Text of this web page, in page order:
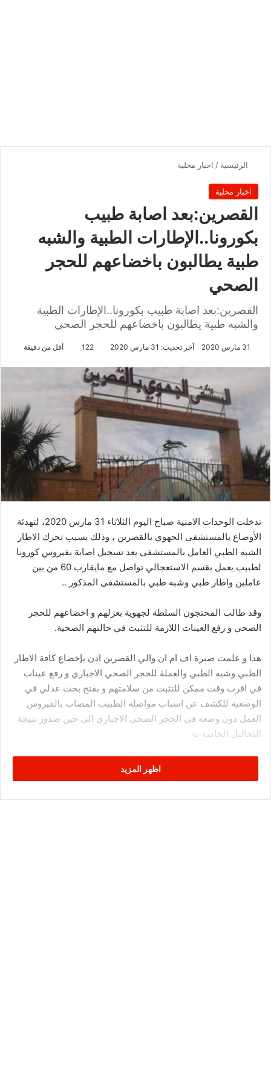
الرئيسية / اخبار محلية
اخبار محلية
القصرين:بعد اصابة طبيب
بكورونا..الإطارات الطبية والشبه
طبية يطالبون باخضاعهم للحجر
الصحي
القصرين:بعد اصابة طبيب بكورونا..الإطارات الطبية
والشبه طبية يطالبون باخضاعهم للحجر الصحي
31 مارس 2020 آخر تحديث: 31 مارس 2020 122 أقل من دقيقة
تدخلت الوحدات الامنية صباح اليوم الثلاثاء 31 مارس 2020، لتهدئة
الأوضاع بالمستشفى الجهوي بالقصرين ، وذلك بسبب تحرك الاطار
الشبه الطبي العامل بالمستشفى بعد تسجيل اصابة بفيروس كورونا
لطبيب يعمل بقسم الاستعجالي تواصل مع مايقارب 60 من بين
عاملين واطار طبي وشبه طبي بالمستشفى المذكور ..
وقد طالب المحتجون السلطة لجهوية بعزلهم و اخضاعهم للحجر
الصحي و رفع العينات اللازمة للتثبت في حالتهم الصحية.
هذا و علمت صبرة اف ام ان والي القصرين اذن بإخضاع كافة الاطار
الطبي وشبه الطبي والعملة للحجر الصحي الاجباري و رفع عينات
في اقرب وقت ممكن للتثبت من سلامتهم و بفتح بحث عدلي في
الوضعية للكشف عن اسباب مواصلة الطبيب المصاب بالفيروس
العمل دون وضعه في الحجر الصحي الاجباري الى حين صدور نتيجة
التحاليل الخاصة به.
اظهر المزيد